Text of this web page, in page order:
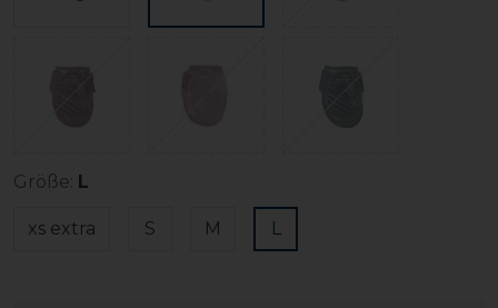
Größe: L
xs extra S M L